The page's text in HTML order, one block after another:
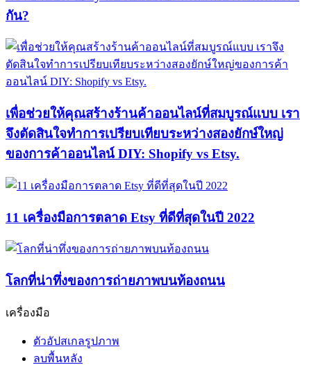
กัน?
เพื่อช่วยให้คุณสร้างร้านค้าออนไลน์ที่สมบูรณ์แบบ เรา
จึงตัดสินใจทำการเปรียบเทียบระหว่างสองยักษ์ใหญ่
ของการค้าออนไลน์ DIY: Shopify vs Etsy.
11 เครื่องมือการตลาด Etsy ที่ดีที่สุดในปี 2022
โลกที่น่าทึ่งของการถ่ายภาพบนท้องถนน
เครื่องมือ
ตัวอัปสเกลรูปภาพ
ลบพื้นหลัง